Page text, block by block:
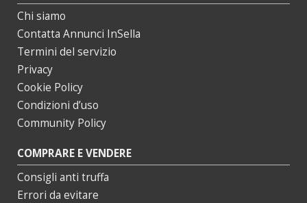
Chi siamo
Contatta Annunci InSella
Termini del servizio
Privacy
Cookie Policy
Condizioni d’uso
Community Policy
COMPRARE E VENDERE
Consigli anti truffa
Errori da evitare